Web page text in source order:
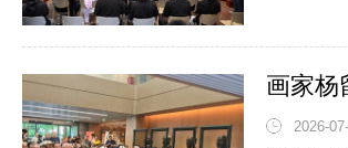
画家杨
2026-